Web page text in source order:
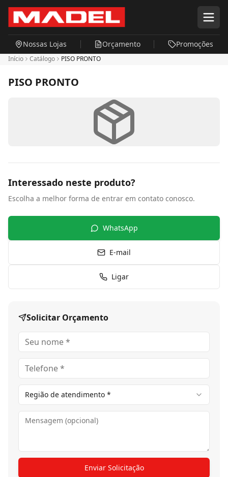
Pular para o conteúdo principal
Nossas Lojas Orçamento Promoções
Início Catálogo PISO PRONTO
PISO PRONTO
Interessado neste produto?
Escolha a melhor forma de entrar em contato conosco.
WhatsApp
E-mail
Ligar
Solicitar Orçamento
Região de atendimento *
Enviar Solicitação